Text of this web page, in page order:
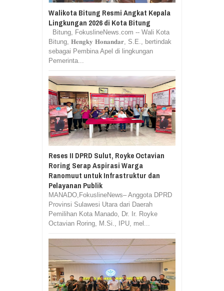
Walikota Bitung Resmi Angkat Kepala
Lingkungan 2026 di Kota Bitung
Bitung, FokuslineNews.com -- Wali Kota
Bitung, 𝐇𝐞𝐧𝐠𝐤𝐲 𝐇𝐨𝐧𝐚𝐧𝐝𝐚𝐫, S.E., bertindak
sebagai Pembina Apel di lingkungan
Pemerinta...
Reses II DPRD Sulut, Royke Octavian
Roring Serap Aspirasi Warga
Ranomuut untuk Infrastruktur dan
Pelayanan Publik
MANADO,FokuslineNews– Anggota DPRD
Provinsi Sulawesi Utara dari Daerah
Pemilihan Kota Manado, Dr. Ir. Royke
Octavian Roring, M.Si., IPU, mel...